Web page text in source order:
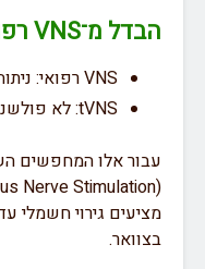
הבדל מ־VNS רפואי
VNS רפואי: ניתוח
tVNS: לא פולשני, ביתי
עבור אלו המחפשים
Nerve Stimulation)
מציעים גירוי חשמלי
בצוואר.